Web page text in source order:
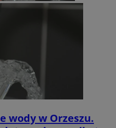
wody w Orzeszu.